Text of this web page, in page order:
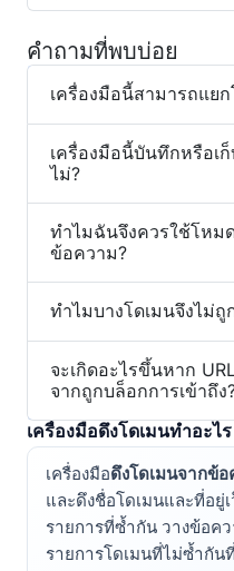
คำถามที่พบบ่อย
เครื่องมือนี้สามารถแย
เครื่องมือนี้บันทึกหรือเ
ไม่?
ทำไมฉันจึงควรใช้โหม
ข้อความ?
ทำไมบางโดเมนจึงไม่ถู
จะเกิดอะไรขึ้นหาก
จากถูกบล็อกการเข้าถึง
เครื่องมือดึงโดเมนทำอะไร
เครื่องมือดึงโดเมนจากข้
และดึงชื่อโดเมนและที่อ
รายการที่ซ้ำกัน วางข้อค
รายการโดเมนที่ไม่ซ้ำกั